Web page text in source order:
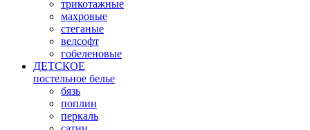
трикотажные
махровые
стеганые
велсофт
гобеленовые
ДЕТСКОЕ
постельное белье
бязь
поплин
перкаль